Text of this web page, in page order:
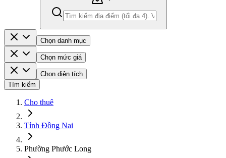
Chọn danh mục
Chọn mức giá
Chọn diện tích
Tìm kiếm
Cho thuê
Tỉnh Đồng Nai
Phường Phước Long